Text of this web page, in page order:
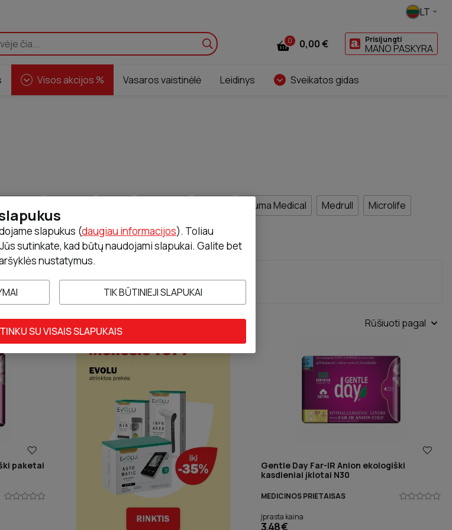
LT
0 0,00 € Prisijungti
MANO PASKYRA
Visos akcijos % Vasaros vaistinėlė Leidinys Sveikatos gidas
Lauma Medical Medrull
Microlife
Tena Testera Tepe Urgo Contour
Rūšiuoti pagal
paketai
Gentle Day Far-IR Anion ekologiški
kasdieniai įklotai N30
MEDICINOS PRIETAISAS
Įprasta kaina
3,48 €
slapukus (daugiau informacijos). Toliau
sutinkate, kad būtų naudojami slapukai. Galite bet
nustatymus.
TIK BŪTINIEJI SLAPUKAI
SU VISAIS SLAPUKAIS